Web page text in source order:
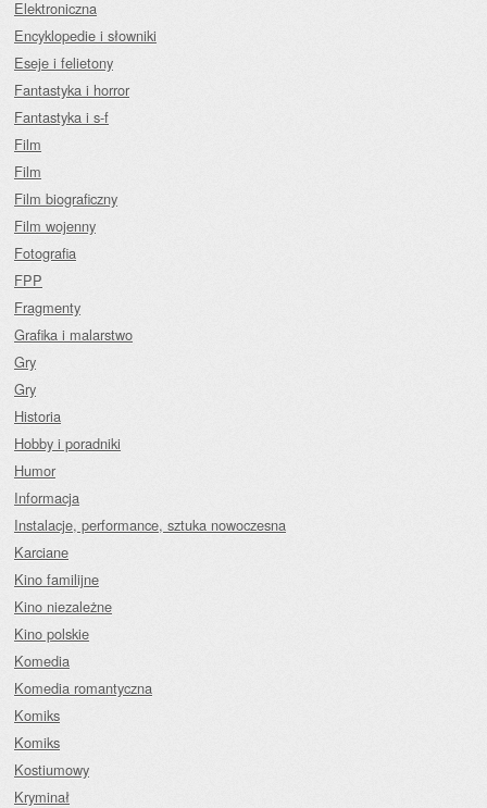
Elektroniczna
Encyklopedie i słowniki
Eseje i felietony
Fantastyka i horror
Fantastyka i s-f
Film
Film
Film biograficzny
Film wojenny
Fotografia
FPP
Fragmenty
Grafika i malarstwo
Gry
Gry
Historia
Hobby i poradniki
Humor
Informacja
Instalacje, performance, sztuka nowoczesna
Karciane
Kino familijne
Kino niezależne
Kino polskie
Komedia
Komedia romantyczna
Komiks
Komiks
Kostiumowy
Kryminał